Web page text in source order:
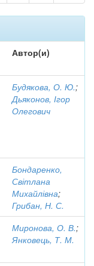
Автор(и)
Будякова, О. Ю.;
Дьяконов, Ігор
Олегович
Бондаренко,
Світлана
Михайлівна;
Грибан, Н. С.
Миронова, О. В.;
Янковець, Т. М.